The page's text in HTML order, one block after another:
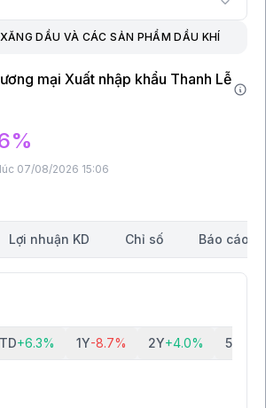
DẦU VÀ CÁC SẢN PHẨM DẦU KHÍ
mại Xuất nhập khẩu Thanh Lễ
07/08/2026 15:06
Lợi nhuận KD Chỉ số Báo cáo
+6.3% 1Y-8.7% 2Y+4.0% 5Y